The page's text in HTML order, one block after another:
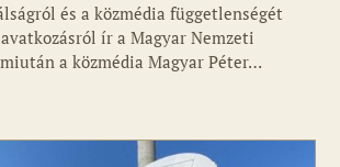
és a közmédia függetlenségét
ír a Magyar Nemzeti
a közmédia Magyar Péter…